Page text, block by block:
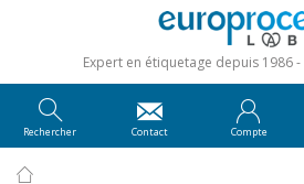
Expert en étiquetage depuis 1986
Rechercher Contact Compte